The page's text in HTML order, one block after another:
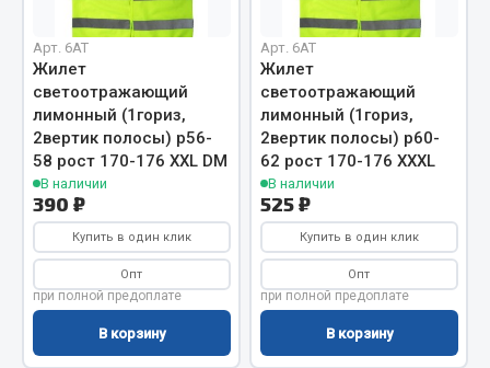
Показать ещё
Соединительные элементы
Camozzi
Адаптеры и переходники
Трубки, муфты, гайки
Угольники
Фитинги
Арт. 6AT
Жилет
светоотражающий
лимонный (1гориз,
2вертик полосы) р56-
58 рост 170-176 XXL DM
В наличии
390 ₽
Купить в один клик
Опт
при полной предоплате
В корзину
Арт. 6AT
Жилет
светоотражающий
лимонный (1гориз,
2вертик полосы) р60-
62 рост 170-176 XXXL
В наличии
525 ₽
Купить в один клик
Опт
при полной предоплате
В корзину